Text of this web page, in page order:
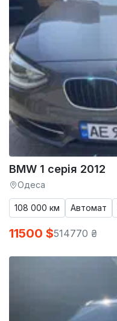
BMW 1 серія 2012
Одеса
108 000 км Автомат
11500 $514770 ₴